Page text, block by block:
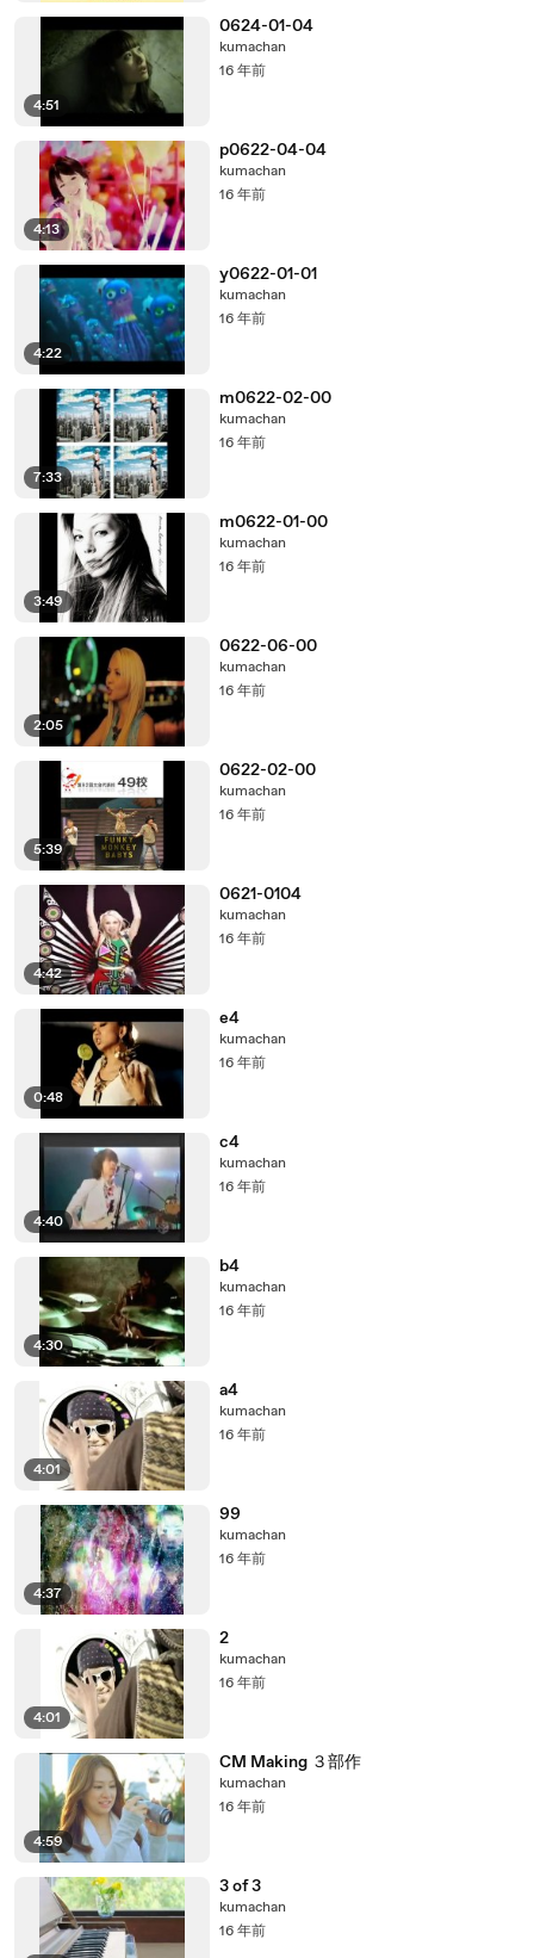
4:51
0624-01-04
kumachan
16 年前
4:13
p0622-04-04
kumachan
16 年前
4:22
y0622-01-01
kumachan
16 年前
7:33
m0622-02-00
kumachan
16 年前
3:49
m0622-01-00
kumachan
16 年前
2:05
0622-06-00
kumachan
16 年前
5:39
0622-02-00
kumachan
16 年前
4:42
0621-0104
kumachan
16 年前
0:48
e4
kumachan
16 年前
4:40
c4
kumachan
16 年前
4:30
b4
kumachan
16 年前
4:01
a4
kumachan
16 年前
4:37
99
kumachan
16 年前
4:01
2
kumachan
16 年前
4:59
CM Making ３部作
kumachan
16 年前
3 of 3
kumachan
16 年前